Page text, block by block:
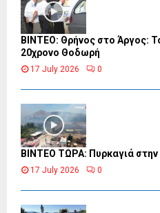
ΒΙΝΤΕΟ: Θρήνος στο Άργος:
20χρονο Θοδωρή
17 July 2026 0
ΒΙΝΤΕΟ ΤΩΡΑ: Πυρκαγιά στην
17 July 2026 0